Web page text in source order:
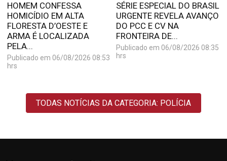
HOMEM CONFESSA
HOMICÍDIO EM ALTA
FLORESTA D’OESTE E
ARMA É LOCALIZADA
PELA...
Publicado em 06/08/2026 08:53
hrs
SÉRIE ESPECIAL DO BRASIL
URGENTE REVELA AVANÇO
DO PCC E CV NA
FRONTEIRA DE...
Publicado em 06/08/2026 08:35
hrs
TODAS NOTÍCIAS DA CATEGORIA: POLÍCIA